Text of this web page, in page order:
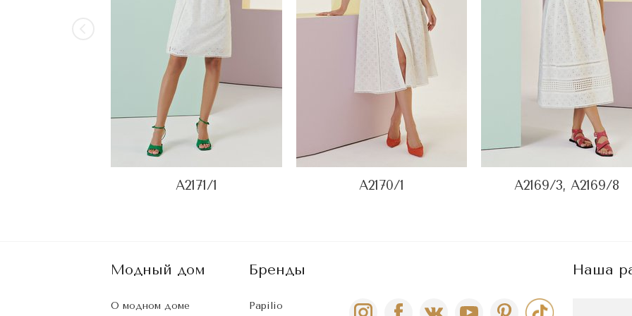
А2171/1 А2170/1 А2169/3, А2169/8
Модный дом
О модном доме
Бренды
Papilio
Наша